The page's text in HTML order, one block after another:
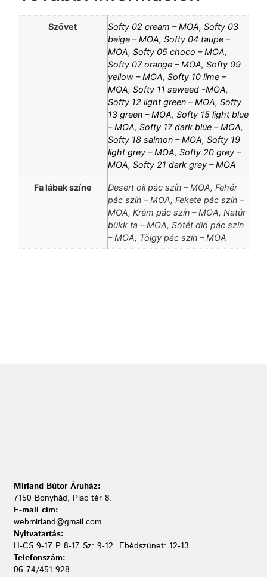
Szövet Softy 02 cream – MOA, Softy 03
beige – MOA, Softy 04 taupe –
MOA, Softy 05 choco – MOA,
Softy 07 orange – MOA, Softy 09
yellow – MOA, Softy 10 lime –
MOA, Softy 11 seweed -MOA,
Softy 12 light green – MOA, Softy
13 green – MOA, Softy 15 light blue
– MOA, Softy 17 dark blue – MOA,
Softy 18 salmon – MOA, Softy 19
light grey – MOA, Softy 20 grey –
MOA, Softy 21 dark grey – MOA
Fa lábak színe
Desert oil pác szín – MOA, Fehér
pác szín – MOA, Fekete pác szín –
MOA, Krém pác szín – MOA, Natúr
bükk fa – MOA, Sötét dió pác szín
– MOA, Tölgy pác szín – MOA
Mirland Bútor Áruház:
7150 Bonyhád, Piac tér 8.
E-mail cím:
webmirland@gmail.com
Nyitvatartás:
H-CS 9-17 P 8-17 Sz: 9-12 Ebédszünet: 12-13
Telefonszám:
06 74/451-928